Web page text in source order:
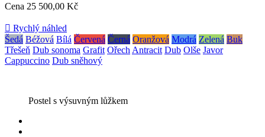
Cena 25 500,00 Kč
 Rychlý náhled
Šedá Béžová Bílá Červená Černá Oranžová Modrá Zelená Buk
Třešeň Dub sonoma Grafit Ořech Antracit Dub Olše Javor
Cappuccino Dub sněhový
Postel s výsuvným lůžkem